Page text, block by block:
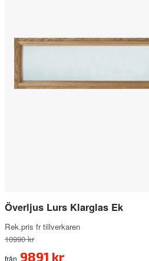
Överljus Lurs Klarglas Ek
Rek.pris fr tillverkaren
10990 kr
från 9891 kr